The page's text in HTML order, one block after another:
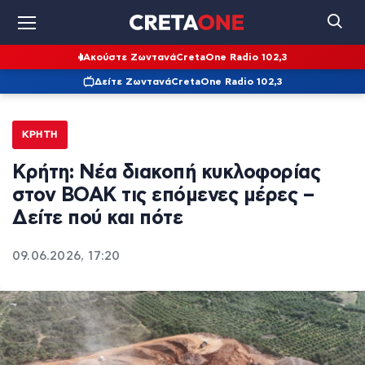
Ακούστε ΖωντανάCretaOne Radio 102,3
Δείτε ΖωντανάCretaOne Radio 102,3
ΚΡΉΤΗ
Κρήτη: Νέα διακοπή κυκλοφορίας
στον ΒΟΑΚ τις επόμενες μέρες –
Δείτε πού και πότε
09.06.2026, 17:20